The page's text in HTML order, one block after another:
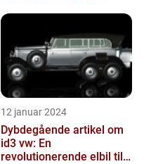
12 januar 2024
Dybdegående artikel om
id3 vw: En
revolutionerende elbil til